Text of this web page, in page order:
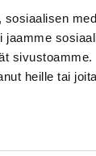
sosiaalisen
sivustoamme.
heille tai